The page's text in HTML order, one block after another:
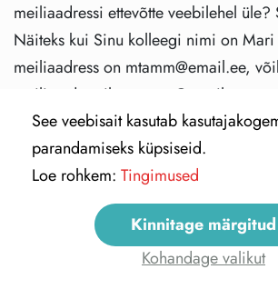
meiliaadressi ettevõtte veebilehel üle?
Näiteks kui Sinu kolleegi nimi on Mari
meiliaadress on mtamm@email.ee,
meili aadressilt m.tamm@email.ee,
tuttavat Marit.
Seejärel rõhub pettur asjade
Kõigega on kiire! Miks? Nende
kiiresti tegutsema, sest kui ajasurve on
Sinu kriitiline mõtlemine. Näiteks võid
Instagramist saadetud e-kirja, kus
See veebisait kasutab
parandamiseks küpsiseid.
Loe rohkem: Tingimused
Kinnitage märgitud
Kohandage valikut